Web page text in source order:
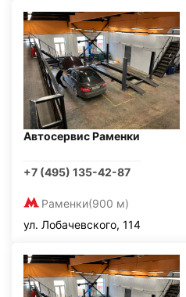
Автосервис Раменки
+7 (495) 135-42-87
Раменки(900 м)
ул. Лобачевского, 114